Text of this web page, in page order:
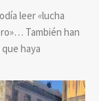
leer«lucha
También han
haya